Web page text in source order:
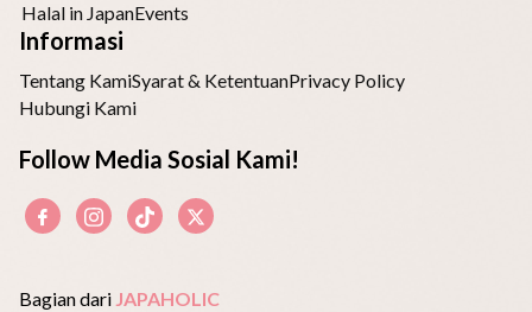
Halal in JapanEvents
Informasi
Tentang KamiSyarat & KetentuanPrivacy Policy
Hubungi Kami
Follow Media Sosial Kami!
Bagian dari JAPAHOLIC